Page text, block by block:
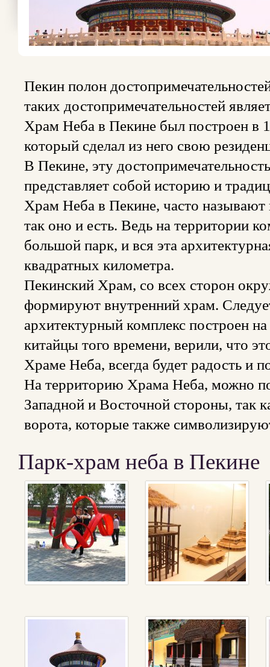
Пекин полон
таких достопримечательностей
Храм Неба в Пекине был построен в
который сделал из него свою
В Пекине, эту
представляет собой историю и
Храм Неба в Пекине, часто называют
так оно и есть. Ведь на территории
большой парк, и вся эта
квадратных километра.
Пекинский Храм, со всех сторон
формируют внутренний храм.
архитектурный комплекс построен
китайцы того времени, верили, что
Храме Неба, всегда будет радость и
На территорию Храма Неба, можно
Западной и Восточной стороны, так
ворота, которые также
Парк-храм неба в Пекине